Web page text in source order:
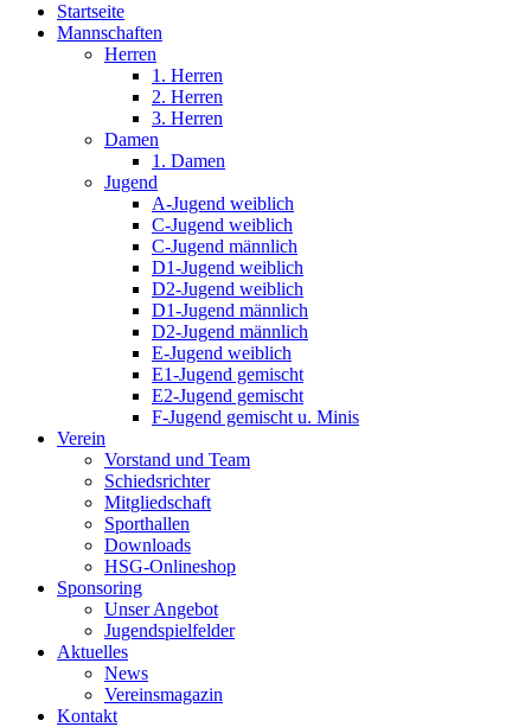
Startseite
Mannschaften
Herren
1. Herren
2. Herren
3. Herren
Damen
1. Damen
Jugend
A-Jugend weiblich
C-Jugend weiblich
C-Jugend männlich
D1-Jugend weiblich
D2-Jugend weiblich
D1-Jugend männlich
D2-Jugend männlich
E-Jugend weiblich
E1-Jugend gemischt
E2-Jugend gemischt
F-Jugend gemischt u. Minis
Verein
Vorstand und Team
Schiedsrichter
Mitgliedschaft
Sporthallen
Downloads
HSG-Onlineshop
Sponsoring
Unser Angebot
Jugendspielfelder
Aktuelles
News
Vereinsmagazin
Kontakt